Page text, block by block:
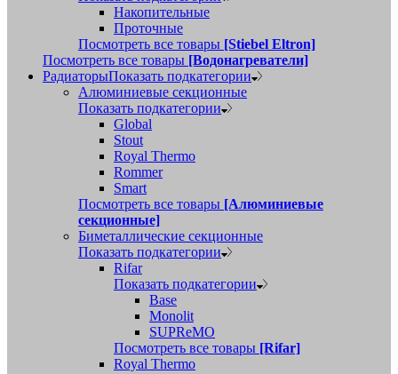
Накопительные
Проточные
Посмотреть все товары [Stiebel Eltron]
Посмотреть все товары [Водонагреватели]
РадиаторыПоказать подкатегории
Алюминиевые секционные
Показать подкатегории
Global
Stout
Royal Thermo
Rommer
Smart
Посмотреть все товары [Алюминиевые
секционные]
Биметаллические секционные
Показать подкатегории
Rifar
Показать подкатегории
Base
Monolit
SUPReMO
Посмотреть все товары [Rifar]
Royal Thermo